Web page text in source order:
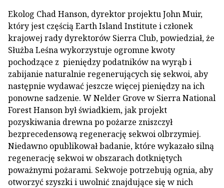
Ekolog Chad Hanson, dyrektor projektu John Muir,
który jest częścią Earth Island Institute i członek
krajowej rady dyrektorów Sierra Club, powiedział, że
Służba Leśna wykorzystuje ogromne kwoty
pochodzące z pieniędzy podatników na wyrąb i
zabijanie naturalnie regenerujących się sekwoi, aby
następnie wydawać jeszcze więcej pieniędzy na ich
ponowne sadzenie. W Nelder Grove w Sierra National
Forest Hanson był świadkiem, jak projekt
pozyskiwania drewna po pożarze zniszczył
bezprecedensową regenerację sekwoi olbrzymiej.
Niedawno opublikował badanie, które wykazało silną
regenerację sekwoi w obszarach dotkniętych
poważnymi pożarami. Sekwoje potrzebują ognia, aby
otworzyć szyszki i uwolnić znajdujące się w nich